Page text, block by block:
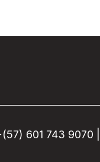
601 743